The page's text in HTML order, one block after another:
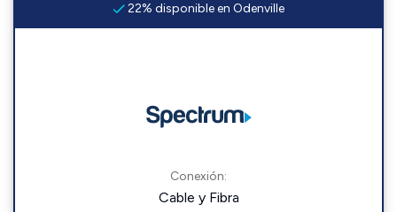
22% disponible en Odenville
Conexión:
Cable y Fibra